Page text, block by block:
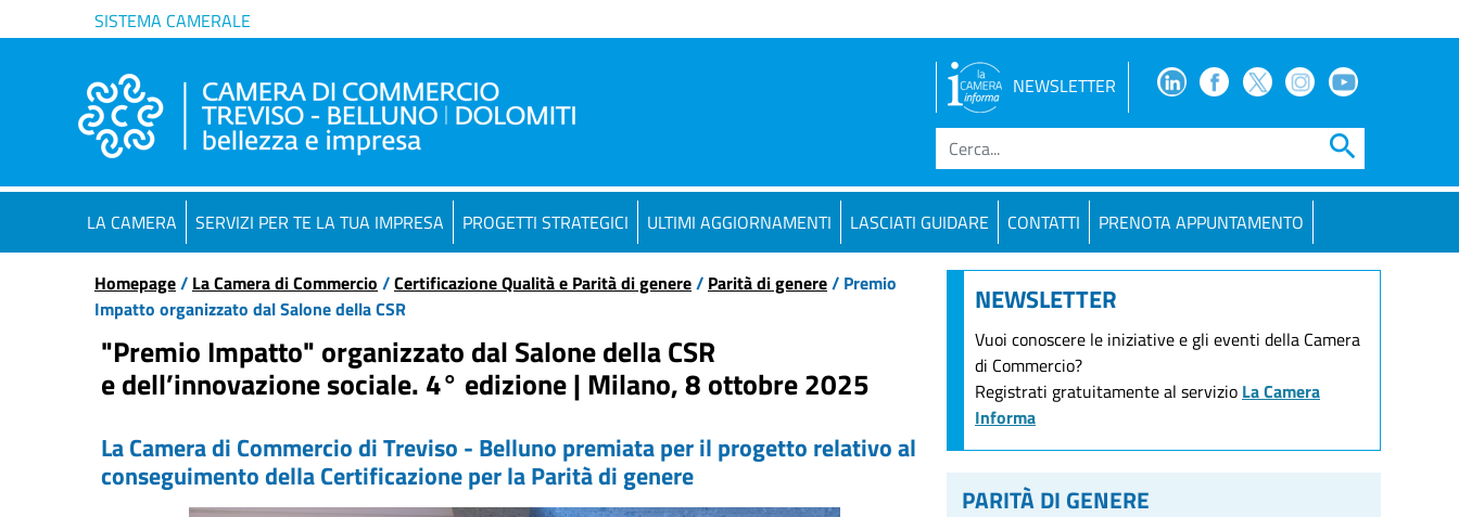
SISTEMA CAMERALE
NEWSLETTER FacebookFacebook
TwitterInstagramYoutube
search
LA CAMERA SERVIZI PER TE LA TUA IMPRESA PROGETTI STRATEGICI ULTIMI AGGIORNAMENTI LASCIATI GUIDARE CONTATTI PRENOTA APPUNTAMENTO
Homepage/ La Camera di Commercio /Certificazione Qualità e Parità di genere/ Parità di genere/ Premio
Impatto organizzato dal Salone della CSR
"Premio Impatto" organizzato dal Salone della CSR
e dell’innovazione sociale. 4° edizione | Milano, 8 ottobre 2025
La Camera di Commercio di Treviso - Belluno premiata per il progetto relativo al
conseguimento della Certificazione per la Parità di genere
NEWSLETTER
Vuoi conoscere le iniziative e gli eventi della Camera
di Commercio?
Registrati gratuitamente al servizio La Camera
Informa
PARITÀ DI GENERE